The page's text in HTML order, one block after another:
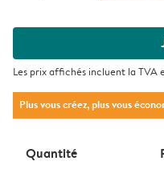
Les prix affichés incluent la TVA
Plus vous créez, plus vous
Quantité